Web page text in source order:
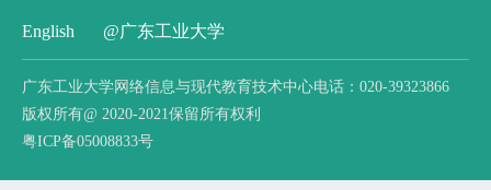
English @广东工业大学
广东工业大学网络信息与现代教育技术中心电话：020-39323866
版权所有@ 2020-2021保留所有权利
粤ICP备05008833号